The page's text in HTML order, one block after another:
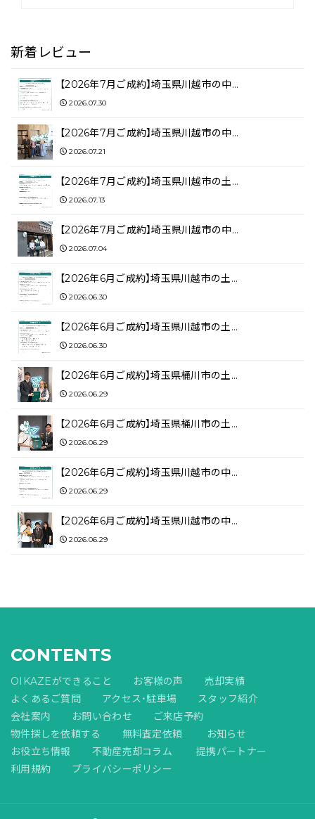
新着レビュー
【2026年7月ご成約】埼玉県川越市の中…
2026.07.30
【2026年7月ご成約】埼玉県川越市の中…
2026.07.21
【2026年7月ご成約】埼玉県川越市の土…
2026.07.13
【2026年7月ご成約】埼玉県川越市の中…
2026.07.04
【2026年6月ご成約】埼玉県川越市の土…
2026.06.30
【2026年6月ご成約】埼玉県川越市の土…
2026.06.30
【2026年6月ご成約】埼玉県桶川市の土…
2026.06.29
【2026年6月ご成約】埼玉県桶川市の土…
2026.06.29
【2026年6月ご成約】埼玉県川越市の中…
2026.06.29
【2026年6月ご成約】埼玉県川越市の中…
2026.06.29
CONTENTS
OIKAZEができること お客様の声
売却実績
よくあるご質問
アクセス・駐車場
スタッフ紹介
会社案内
お問い合わせ
ご来店予約
物件探しを依頼する
無料査定依頼
お知らせ
お役立ち情報
不動産売却コラム
提携パートナー
利用規約
プライバシーポリシー